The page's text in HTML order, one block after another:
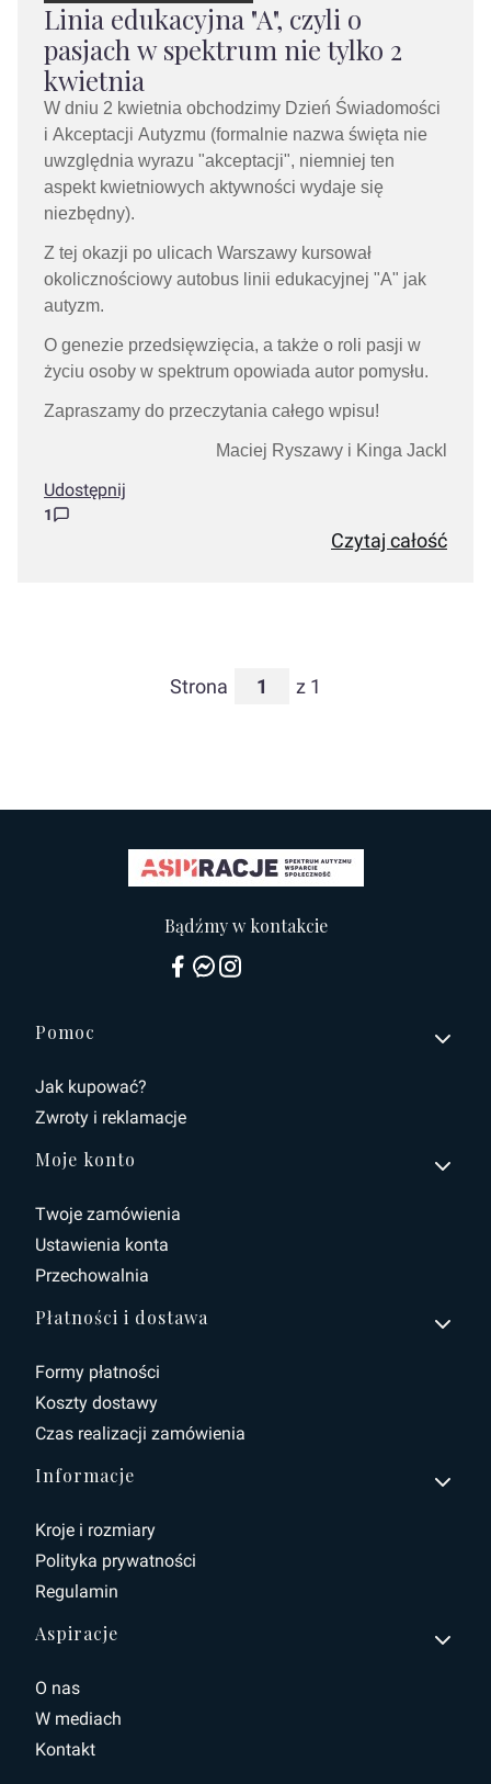
Linia edukacyjna "A", czyli o
pasjach w spektrum nie tylko 2
kwietnia
W dniu 2 kwietnia obchodzimy Dzień Świadomości
i Akceptacji Autyzmu (formalnie nazwa święta nie
uwzględnia wyrazu "akceptacji", niemniej ten
aspekt kwietniowych aktywności wydaje się
niezbędny).
Z tej okazji po ulicach Warszawy kursował
okolicznościowy autobus linii edukacyjnej "A" jak
autyzm.
O genezie przedsięwzięcia, a także o roli pasji w
życiu osoby w spektrum opowiada autor pomysłu.
Zapraszamy do przeczytania całego wpisu!
Maciej Ryszawy i Kinga Jackl
Udostępnij
1
Czytaj całość
Strona z 1
Bądźmy w kontakcie
Linki w stopce
Pomoc
Jak kupować?
Zwroty i reklamacje
Moje konto
Twoje zamówienia
Ustawienia konta
Przechowalnia
Płatności i dostawa
Formy płatności
Koszty dostawy
Czas realizacji zamówienia
Informacje
Kroje i rozmiary
Polityka prywatności
Regulamin
Aspiracje
O nas
W mediach
Kontakt